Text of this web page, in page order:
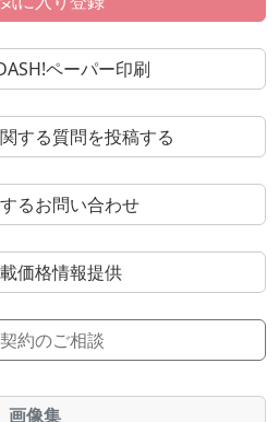
ペーパー印刷
する質問を投稿する
るお問い合わせ
価格情報提供
約のご相談
画像集